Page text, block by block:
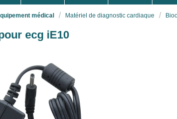
médical Matériel de diagnostic cardiaque
ecg iE10